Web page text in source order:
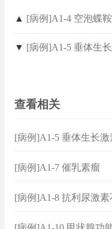
▲ [病例]A1-4 空泡蝶
▼ [病例]A1-5 垂体生
查看相关
[病例]A1-5 垂体生长
[病例]A1-7 催乳素瘤
[病例]A1-8 抗利尿激